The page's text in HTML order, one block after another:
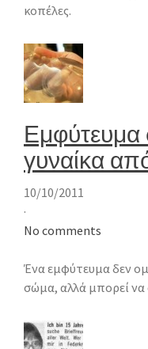
κοπέλες.
γυναίκα
10/10/2011
·
No comments
Ένα εμφύτευμα δεν
σώμα, αλλά μπορεί να